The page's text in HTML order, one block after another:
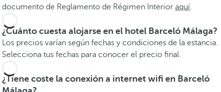
documento de Reglamento de Régimen Interior aquí.
¿Cuánto cuesta alojarse en el hotel Barceló Málaga?
Los precios varían según fechas y condiciones de la estancia.
Selecciona tus fechas para conocer el precio final.
¿Tiene coste la conexión a internet wifi en Barceló